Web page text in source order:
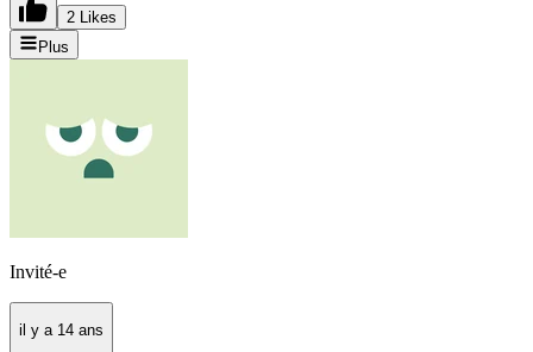
2 Likes
Plus
Invité-e
il y a 14 ans